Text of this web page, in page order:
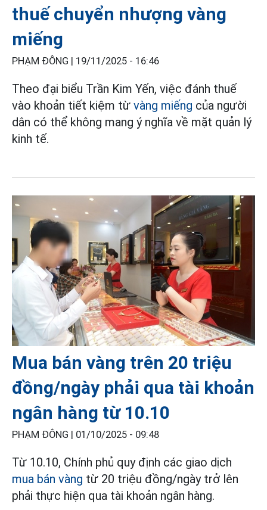
thuế chuyển nhượng vàng
miếng
PHẠM ĐÔNG | 19/11/2025 - 16:46
Theo đại biểu Trần Kim Yến, việc đánh thuế
vào khoản tiết kiệm từ vàng miếng của người
dân có thể không mang ý nghĩa về mặt quản lý
kinh tế.
Mua bán vàng trên 20 triệu
đồng/ngày phải qua tài khoản
ngân hàng từ 10.10
PHẠM ĐÔNG | 01/10/2025 - 09:48
Từ 10.10, Chính phủ quy định các giao dịch
mua bán vàng từ 20 triệu đồng/ngày trở lên
phải thực hiện qua tài khoản ngân hàng.